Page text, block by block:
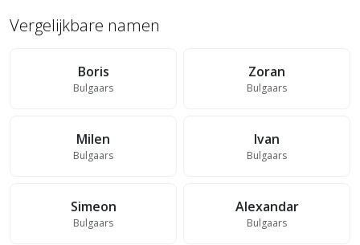
Vergelijkbare namen
Boris
Bulgaars
Zoran
Bulgaars
Milen
Bulgaars
Ivan
Bulgaars
Simeon
Bulgaars
Alexandar
Bulgaars